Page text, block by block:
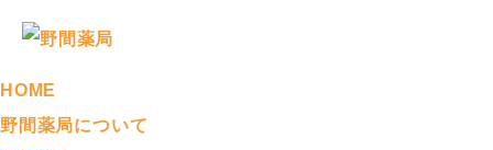
HOME
野間薬局について